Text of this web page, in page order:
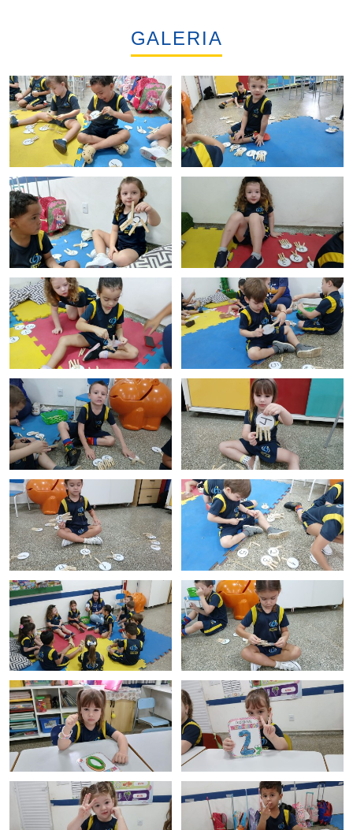
GALERIA